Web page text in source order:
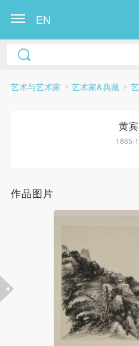
EN
艺术与艺术家 艺术家&典藏
黄
1865-
作品图片
手机号码将作
验证码